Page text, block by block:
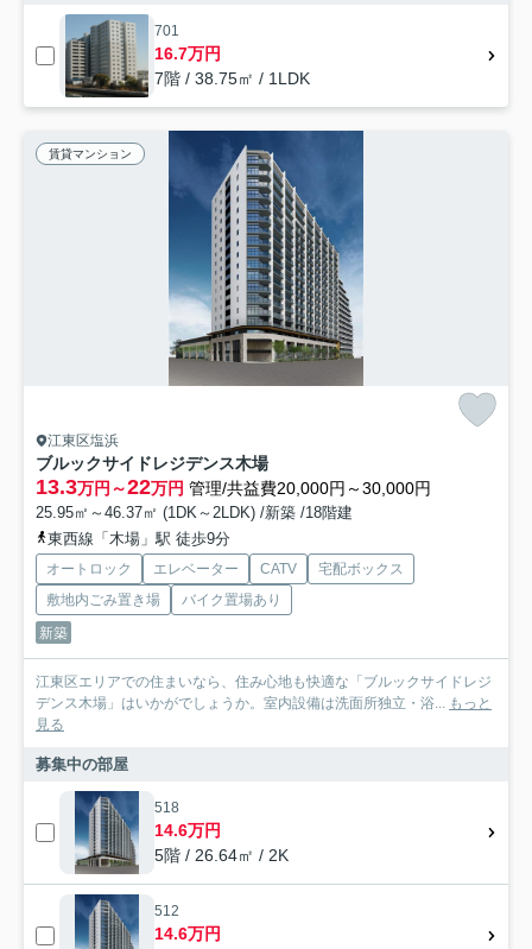
701
16.7万円
7階 / 38.75㎡ / 1LDK
賃貸マンション
江東区塩浜
ブルックサイドレジデンス木場
13.3万円～22万円 管理/共益費20,000円～30,000円
25.95㎡～46.37㎡ (1DK～2LDK) /新築 /18階建
東西線「木場」駅 徒歩9分
オートロック エレベーター CATV
宅配ボックス
敷地内ごみ置き場
バイク置場あり
新築
江東区エリアでの住まいなら、住み心地も快適な「ブルックサイドレジ
デンス木場」はいかがでしょうか。室内設備は洗面所独立・浴... もっと
見る
募集中の部屋
518
14.6万円
5階 / 26.64㎡ / 2K
512
14.6万円